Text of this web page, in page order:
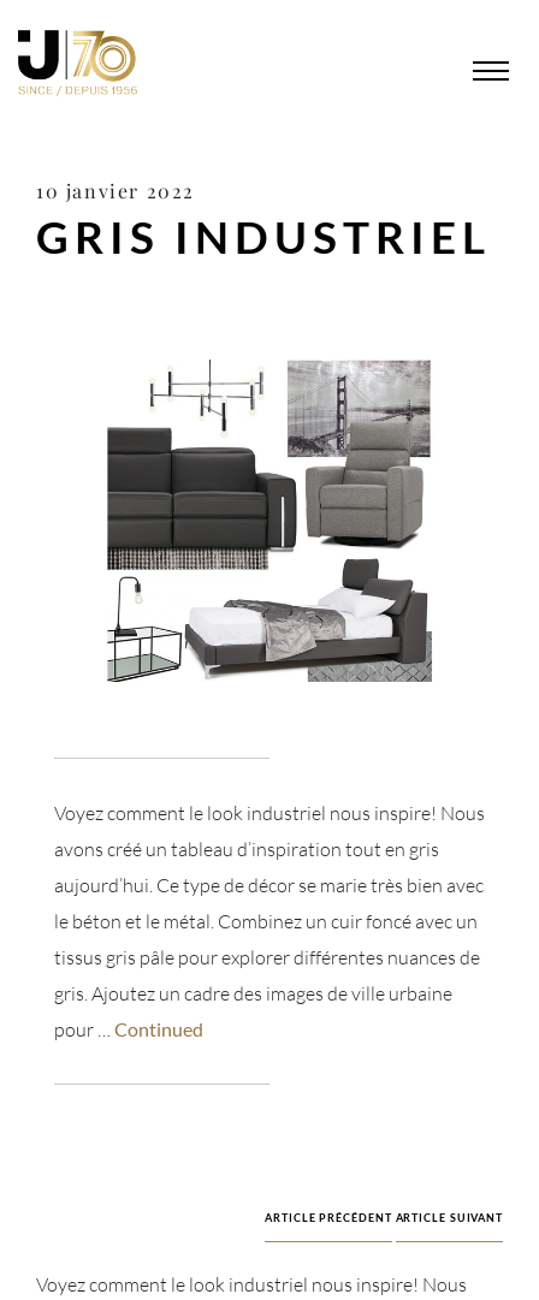
10 janvier 2022
GRIS INDUSTRIEL
Voyez comment le look industriel nous inspire! Nous
avons créé un tableau d’inspiration tout en gris
aujourd’hui. Ce type de décor se marie très bien avec
le béton et le métal. Combinez un cuir foncé avec un
tissus gris pâle pour explorer différentes nuances de
gris. Ajoutez un cadre des images de ville urbaine
pour … Continued
ARTICLE PRÉCÉDENT ARTICLE SUIVANT
Voyez comment le look industriel nous inspire! Nous